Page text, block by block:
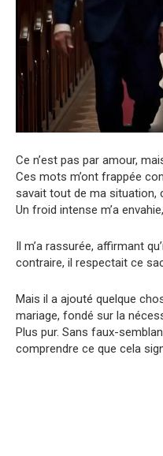
Ce n’est pas par amour,
Ces mots m’ont frappée
savait tout de ma situation,
Un froid intense m’a
Il m’a rassurée, affirmant
contraire, il respectait ce
Mais il a ajouté quelque
mariage, fondé sur la
Plus pur. Sans faux-
comprendre ce que cela